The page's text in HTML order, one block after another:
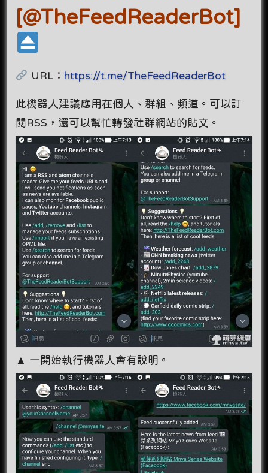
[@TheFeedReaderBot]
URL： https://t.me/TheFeedReaderBot
此機器人建議應用在個人、群組、頻道。可以訂
閱RSS，還可以幫忙轉發社群網站的貼文。
▲ 一開始執行機器人會有說明。